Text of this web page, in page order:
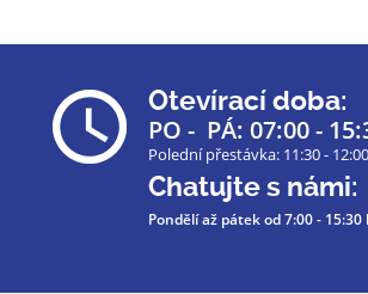
Otevírací doba:
PO - PÁ: 07:00 -
Polední přestávka: 11:30 -
Chatujte s námi:
Pondělí až pátekod 7:00 - 15:30